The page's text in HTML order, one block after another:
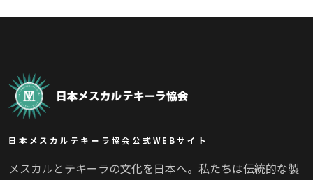
日本メスカルテキーラ協会公式WEBサイト
メスカルとテキーラの文化を日本へ。私たちは伝統的な製